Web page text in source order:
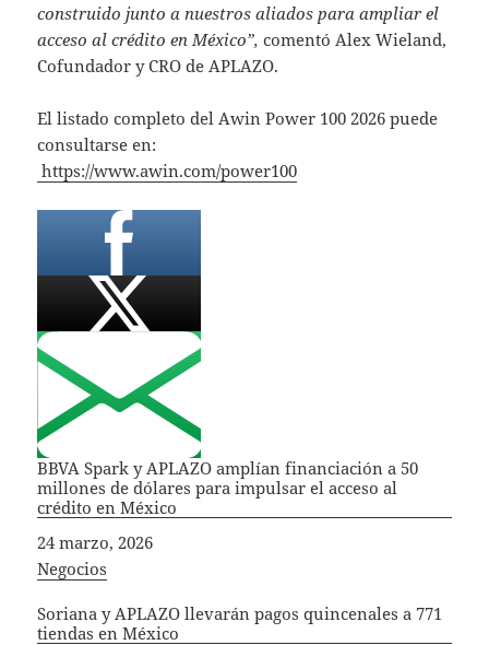
construido junto a nuestros aliados para ampliar el
acceso al crédito en México”, comentó Alex Wieland,
Cofundador y CRO de APLAZO.
El listado completo del Awin Power 100 2026 puede
consultarse en:
https://www.awin.com/power100
BBVA Spark y APLAZO amplían financiación a 50
millones de dólares para impulsar el acceso al
crédito en México
Fecha
24 marzo, 2026
In relation to
Negocios
Soriana y APLAZO llevarán pagos quincenales a 771
tiendas en México